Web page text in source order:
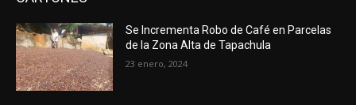
Se Incrementa Robo de Café en Parcelas
de la Zona Alta de Tapachula
23 enero, 2024